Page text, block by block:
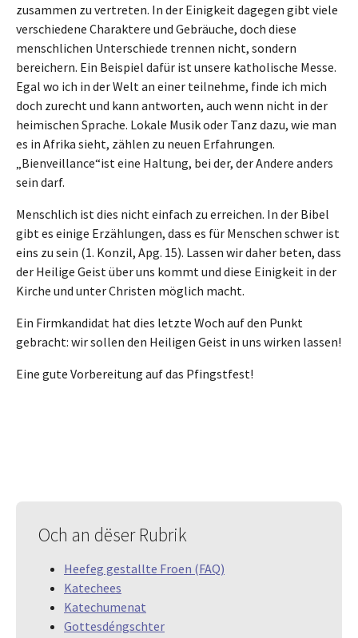
zusammen zu vertreten. In der Einigkeit dagegen gibt viele
verschiedene Charaktere und Gebräuche, doch diese
menschlichen Unterschiede trennen nicht, sondern
bereichern. Ein Beispiel dafür ist unsere katholische Messe.
Egal wo ich in der Welt an einer teilnehme, finde ich mich
doch zurecht und kann antworten, auch wenn nicht in der
heimischen Sprache. Lokale Musik oder Tanz dazu, wie man
es in Afrika sieht, zählen zu neuen Erfahrungen.
„Bienveillance“ist eine Haltung, bei der, der Andere anders
sein darf.
Menschlich ist dies nicht einfach zu erreichen. In der Bibel
gibt es einige Erzählungen, dass es für Menschen schwer ist
eins zu sein (1. Konzil, Apg. 15). Lassen wir daher beten, dass
der Heilige Geist über uns kommt und diese Einigkeit in der
Kirche und unter Christen möglich macht.
Ein Firmkandidat hat dies letzte Woch auf den Punkt
gebracht: wir sollen den Heiligen Geist in uns wirken lassen!
Eine gute Vorbereitung auf das Pfingstfest!
Och an dëser Rubrik
Heefeg gestallte Froen (FAQ)
Katechees
Katechumenat
Gottesdéngschter